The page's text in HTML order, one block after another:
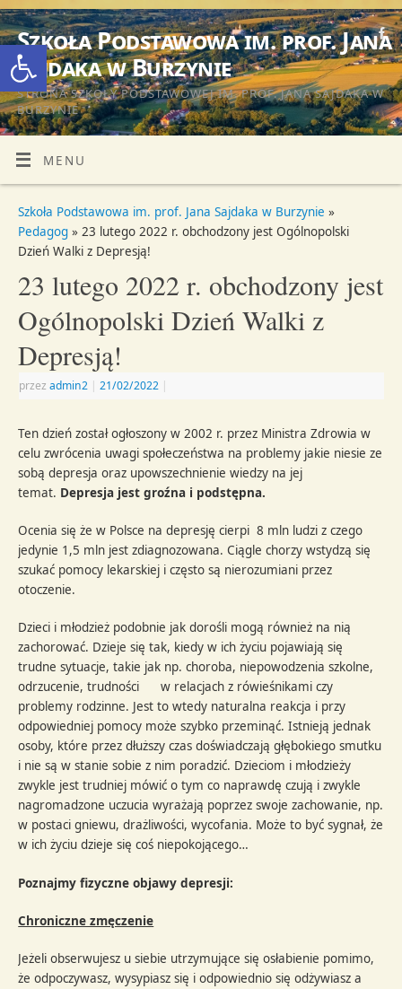
Otwórz pasek narzędzi
Szkoła Podstawowa im. prof. Jana
Sajdaka w Burzynie
STRONA SZKOŁY PODSTAWOWEJ IM. PROF. JANA SAJDAKA W
BURZYNIE
MENU
Szkoła Podstawowa im. prof. Jana Sajdaka w Burzynie »
Pedagog » 23 lutego 2022 r. obchodzony jest Ogólnopolski
Dzień Walki z Depresją!
23 lutego 2022 r. obchodzony jest
Ogólnopolski Dzień Walki z
Depresją!
przezadmin2 | 21/02/2022 |
Ten dzień został ogłoszony w 2002 r. przez Ministra Zdrowia w
celu zwrócenia uwagi społeczeństwa na problemy jakie niesie ze
sobą depresja oraz upowszechnienie wiedzy na jej
temat. Depresja jest groźna i podstępna.
Ocenia się że w Polsce na depresję cierpi 8 mln ludzi z czego
jedynie 1,5 mln jest zdiagnozowana. Ciągle chorzy wstydzą się
szukać pomocy lekarskiej i często są nierozumiani przez
otoczenie.
Dzieci i młodzież podobnie jak dorośli mogą również na nią
zachorować. Dzieje się tak, kiedy w ich życiu pojawiają się
trudne sytuacje, takie jak np. choroba, niepowodzenia szkolne,
odrzucenie, trudności w relacjach z rówieśnikami czy
problemy rodzinne. Jest to wtedy naturalna reakcja i przy
odpowiedniej pomocy może szybko przeminąć. Istnieją jednak
osoby, które przez dłuższy czas doświadczają głębokiego smutku
i nie są w stanie sobie z nim poradzić. Dzieciom i młodzieży
zwykle jest trudniej mówić o tym co naprawdę czują i zwykle
nagromadzone uczucia wyrażają poprzez swoje zachowanie, np.
w postaci gniewu, drażliwości, wycofania. Może to być sygnał, że
w ich życiu dzieje się coś niepokojącego…
Poznajmy fizyczne objawy depresji:
Chroniczne zmęczenie
Jeżeli obserwujesz u siebie utrzymujące się osłabienie pomimo,
że odpoczywasz, wysypiasz się i odpowiednio się odżywiasz a